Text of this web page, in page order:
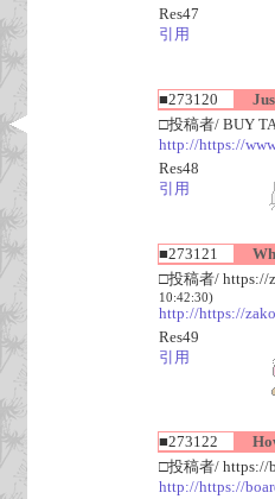
Res47
引用
■273120
□投稿者/ BUY
http://https://
Res48
引用
■273121
□投稿者/ https://
10:42:30)
http://https://
Res49
引用
■273122
□投稿者/ https://
http://https://